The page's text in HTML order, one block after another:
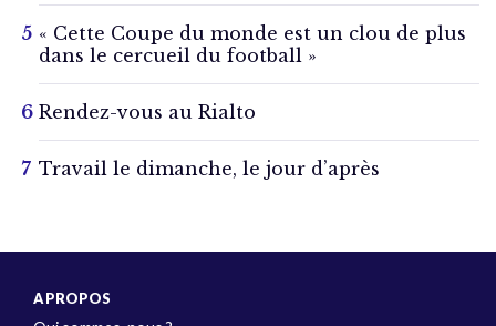
« Cette Coupe du monde est un clou de plus
dans le cercueil du football »
Rendez-vous au Rialto
Travail le dimanche, le jour d’après
A PROPOS